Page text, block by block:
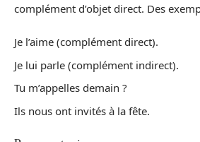
complément d’objet direct. Des
Je l’aime (complément direct).
Je lui parle (complément indirect).
Tu m’appelles demain ?
Ils nous ont invités à la fête.